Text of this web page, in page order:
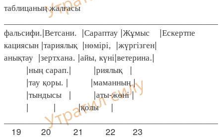
таблицаның жалғасы
фальсифи.|Ветсани. |Сараптау |Жұмыс |Ескертпе
кациясын |тариялық |нөмірі, |жүргізген|
анықтау |зертхана. |айы, күні|ветерина.|
|ның сарап.| |риялық |
|тау қоры. | |маманның |
|тындысы | |аты-жөні |
| | |қолы |
19 20 21 22 23